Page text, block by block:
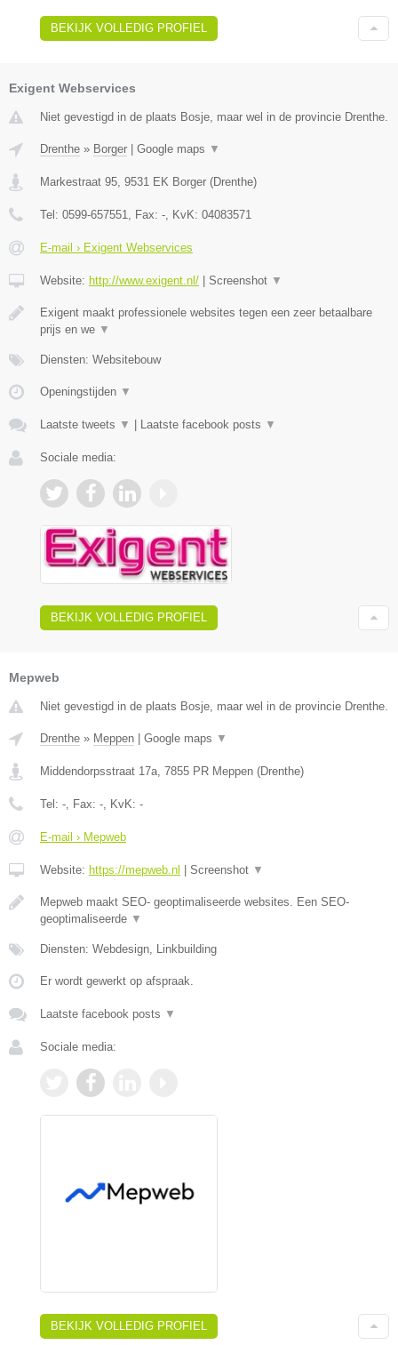
BEKIJK VOLLEDIG PROFIEL
Exigent Webservices
Niet gevestigd in de plaats Bosje, maar wel in de provincie Drenthe.
Drenthe » Borger Google maps ▼
Markestraat 95, 9531 EK Borger (Drenthe)
Tel: 0599-657551, Fax: -, KvK: 04083571
E-mail › Exigent Webservices
Website: http://www.exigent.nl/ Screenshot ▼
Exigent maakt professionele websites tegen een zeer betaalbare
prijs en we ▼
Diensten: Websitebouw
Openingstijden ▼
Laatste tweets ▼ Laatste facebook posts ▼
Sociale media:
BEKIJK VOLLEDIG PROFIEL
Mepweb
Niet gevestigd in de plaats Bosje, maar wel in de provincie Drenthe.
Drenthe » Meppen Google maps ▼
Middendorpsstraat 17a, 7855 PR Meppen (Drenthe)
Tel: -, Fax: -, KvK: -
E-mail › Mepweb
Website: https://mepweb.nl Screenshot ▼
Mepweb maakt SEO- geoptimaliseerde websites. Een SEO-
geoptimaliseerde ▼
Diensten: Webdesign, Linkbuilding
Er wordt gewerkt op afspraak.
Laatste facebook posts ▼
Sociale media:
BEKIJK VOLLEDIG PROFIEL